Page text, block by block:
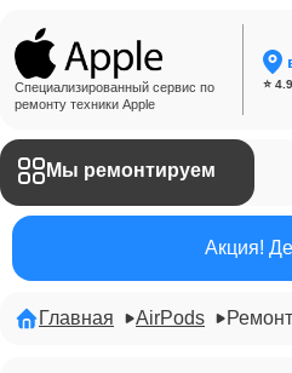
Специализированный сервис по
ремонту техники Apple
⭐
Мы ремонтируем
Акция!
Главная AirPods